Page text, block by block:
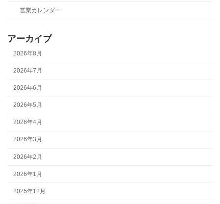
営業カレンダー
アーカイブ
2026年8月
2026年7月
2026年6月
2026年5月
2026年4月
2026年3月
2026年2月
2026年1月
2025年12月